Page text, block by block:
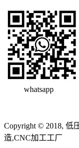
whatsapp
Copyright © 2018, 低
造,CNC加工工厂